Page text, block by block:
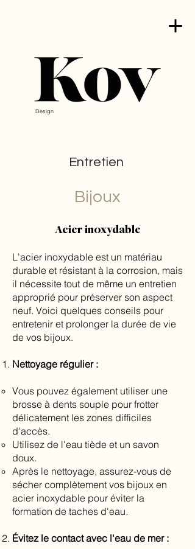
Design
Entretien
Bijoux
Acier inoxydable
L'acier inoxydable est un matériau
durable et résistant à la corrosion, mais
il nécessite tout de même un entretien
approprié pour préserver son aspect
neuf. Voici quelques conseils pour
entretenir et prolonger la durée de vie
de vos bijoux.
Nettoyage régulier :
Vous pouvez également utiliser une
brosse à dents souple pour frotter
délicatement les zones difficiles
d'accès.
Utilisez de l'eau tiède et un savon
doux.
Après le nettoyage, assurez-vous de
sécher complètement vos bijoux en
acier inoxydable pour éviter la
formation de taches d'eau.
Évitez le contact avec l'eau de mer :